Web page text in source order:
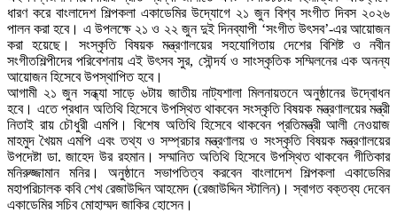
ধারণ করে বাংলাদেশ শিল্পকলা একাডেমির উদ্যোগে ২১ জুন বিশ্ব সংগীত দিবস ২০২৬
পালন করা হবে। এ উপলক্ষে ২১ ও ২২ জুন দুই দিনব্যাপী ‘সংগীত উৎসব’-এর আয়োজন
করা হয়েছে। সংস্কৃতি বিষয়ক মন্ত্রণালয়ের সহযোগিতায় দেশের বিশিষ্ট ও নবীন
সংগীতশিল্পীদের পরিবেশনায় এই উৎসব সুর, সৌন্দর্য ও সাংস্কৃতিক সম্মিলনের এক অনন্য
আয়োজন হিসেবে উপস্থাপিত হবে।
আগামী ২১ জুন সন্ধ্যা সাড়ে ৬টায় জাতীয় নাট্যশালা মিলনায়তনে অনুষ্ঠানের উদ্বোধন
হবে। এতে প্রধান অতিথি হিসেবে উপস্থিত থাকবেন সংস্কৃতি বিষয়ক মন্ত্রণালয়ের মন্ত্রী
নিতাই রায় চৌধুরী এমপি। বিশেষ অতিথি হিসেবে থাকবেন প্রতিমন্ত্রী আলী নেওয়াজ
মাহমুদ খৈয়ম এমপি এবং তথ্য ও সম্প্রচার মন্ত্রণালয় ও সংস্কৃতি বিষয়ক মন্ত্রণালয়ের
উপদেষ্টা ডা. জাহেদ উর রহমান। সম্মানিত অতিথি হিসেবে উপস্থিত থাকবেন গীতিকার
মনিরুজ্জামান মনির। অনুষ্ঠানে সভাপতিত্ব করবেন বাংলাদেশ শিল্পকলা একাডেমির
মহাপরিচালক কবি শেখ রেজাউদ্দিন আহমেদ (রেজাউদ্দিন স্টালিন)। স্বাগত বক্তব্য দেবেন
একাডেমির সচিব মোহাম্মদ জাকির হোসেন।